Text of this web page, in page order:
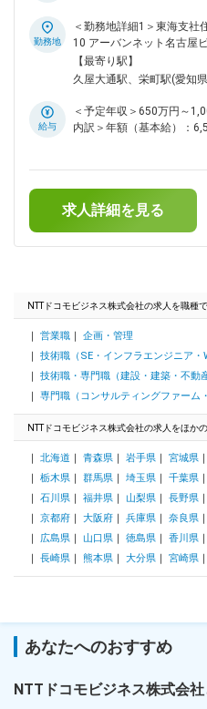
ソリューションサービス
の提案等支援したり、顧客
リバリを担っています。 ■業務内容 大企業を中心としたお客
様のICT環境提案および構
キュリティ／ゼロトラス
グ・プリセールスなどの手
ともに、顧客から長期的
スモデルを構築 ・セキュ
市場向け廉価版SASEなど
モデルを構成するコンポ
居住OK。在宅勤務での業
より週に1回は東海支社へ
織紹介： 東海支社は東海
まで全てのお客さまにワ
ウドファーストによる社
は東海エリア企業のデジ
事業DX：顧客接点変革・
ライチェーンマネジメント
の分野について、戦略ソ
ント化に取組み、また先
種課題解決、社会変革に取り組ん
社の定める業務
勤務地
＜勤務地詳細1＞東海支社
10 アーバンネット名古屋
所あり＜勤務地詳細2＞東
受動喫煙対策：屋内全面禁
【最寄り駅】
久屋大通駅、栄町駅(愛知
給与
＜予定年収＞650万円～
内訳＞年額（基本給）：
までも目安の金額であり
ます。月給(月額)は固定手
求人詳細を見る
NTTドコモビジネス株式会社の求人を職種
営業職
企画・管理
技術職（SE・インフラエンジニア・
技術職・専門職（建設・建築・不動
専門職（コンサルティングファーム
NTTドコモビジネス株式会社の求人をほか
北海道 青森県 岩手県 宮城県
栃木県
群馬県 埼玉県 千葉県
石川県
福井県 山梨県 長野県
京都府
大阪府 兵庫県 奈良県
広島県
山口県 徳島県 香川県
長崎県
熊本県 大分県 宮崎県
あなたへのおすすめ
NTTドコモビジネス株式会